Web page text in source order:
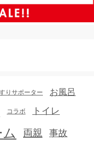
りサポーター お風呂
コラボ トイレ
両親 事故